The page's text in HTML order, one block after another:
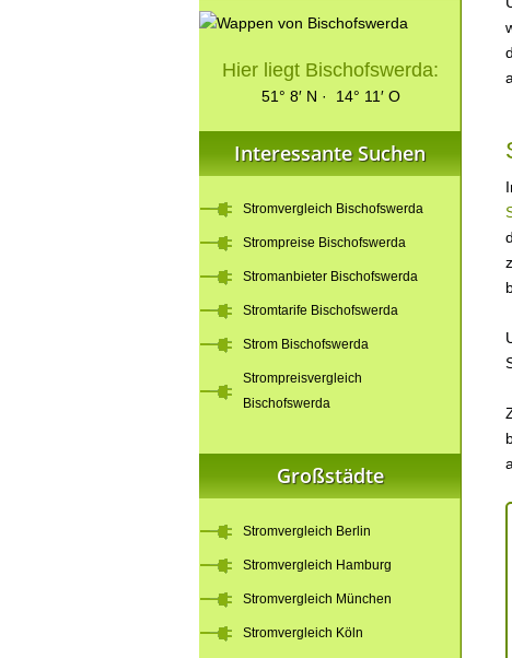
Hier liegt Bischofswerda:
51° 8′ N · 14° 11′ O
Interessante Suchen
Stromvergleich Bischofswerda
Strompreise Bischofswerda
Stromanbieter Bischofswerda
Stromtarife Bischofswerda
Strom Bischofswerda
Strompreisvergleich
Bischofswerda
Großstädte
Stromvergleich Berlin
Stromvergleich Hamburg
Stromvergleich München
Stromvergleich Köln